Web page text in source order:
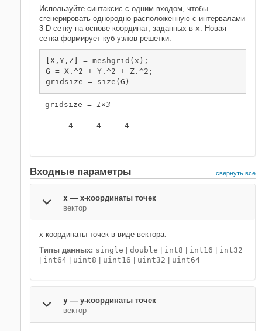
Используйте синтаксис с одним входом, чтобы
сгенерировать однородно расположенную с интервалами
3-D сетку на основе координат, заданных в x . Новая
сетка формирует куб узлов решетки.
[X,Y,Z] = meshgrid(x);
G = X.^2 + Y.^2 + Z.^2;
gridsize = size(G)
gridsize = 1×3
     4     4     4
Входные параметры свернуть все
x — x-координаты точек
вектор
x-координаты точек в виде вектора.
Типы данных: single | double | int8 | int16 | int32
| int64 | uint8 | uint16 | uint32 | uint64
y — y-координаты точек
вектор